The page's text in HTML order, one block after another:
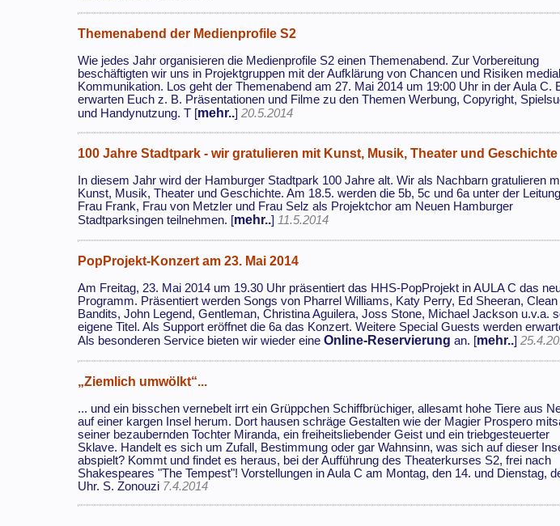
Themenabend der Medienprofile S2
Wie jedes Jahr organisieren die Medienprofile S2 einen Themenabend. Zur Vorbereitung
beschäftigten wir uns in Projektgruppen mit der Aufklärung von Chancen und Risiken
Kommunikation. Los geht der Themenabend am 27. Mai 2014 um 19:00 Uhr in der Aula C.
erwarten Euch z. B. Präsentationen und Filme zu den Themen Werbung, Copyright,
und Handynutzung. T [mehr..]20.5.2014
100 Jahre Stadtpark - wir gratulieren mit Kunst, Musik, Theater und Geschichte
In diesem Jahr wird der Hamburger Stadtpark 100 Jahre alt. Wir als Nachbarn gratulieren
Kunst, Musik, Theater und Geschichte. Am 18.5. werden die 5b, 5c und 6a unter der
Frau Frank, Frau von Metzler und Frau Selz als Projektchor am Neuen Hamburger
Stadtparksingen teilnehmen. [mehr..]11.5.2014
PopProjekt-Konzert am 23. Mai 2014
Am Freitag, 23. Mai 2014 um 19.30 Uhr präsentiert das HHS-PopProjekt in AULA C das
Programm. Präsentiert werden Songs von Pharrel Williams, Katy Perry, Ed Sheeran, Clean
Bandits, John Legend, Gentleman, Christina Aguilera, Joss Stone, Michael Jackson u.v.a.
eigene Titel. Als Support eröffnet die 6a das Konzert. Weitere Special Guests werden
Als besonderen Service bieten wir wieder eineOnline-Reservierung an. [mehr..]
„Ziemlich umwölkt“...
... und ein bisschen vernebelt irrt ein Grüppchen Schiffbrüchiger, allesamt hohe Tiere aus
auf einer kargen Insel herum. Dort hausen schräge Gestalten wie der Magier Prospero
seiner bezaubernden Tochter Miranda, ein freiheitsliebender Geist und ein triebgesteuerter
Sklave. Handelt es sich um Zufall, Bestimmung oder gar Wahnsinn, was sich auf dieser
abspielt? Kommt und findet es heraus, bei der Aufführung des Theaterkurses S2, frei nach
Shakespeares "The Tempest"! Vorstellungen in Aula C am Montag, den 14. und Dienstag,
Uhr. S. Zonouzi 7.4.2014